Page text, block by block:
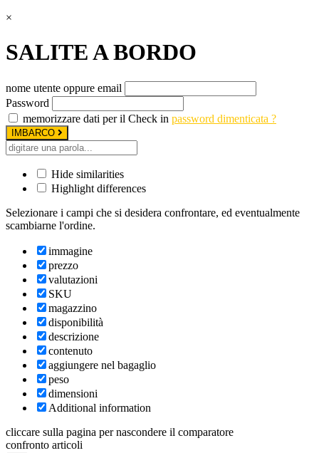
×
SALITE A BORDO
nome utente oppure email
Password
memorizzare dati per il Check in password dimenticata ?
IMBARCO
Hide similarities
Highlight differences
Selezionare i campi che si desidera confrontare, ed eventualmente
scambiarne l'ordine.
immagine
prezzo
valutazioni
SKU
magazzino
disponibilità
descrizione
contenuto
aggiungere nel bagaglio
peso
dimensioni
Additional information
cliccare sulla pagina per nascondere il comparatore
confronto articoli